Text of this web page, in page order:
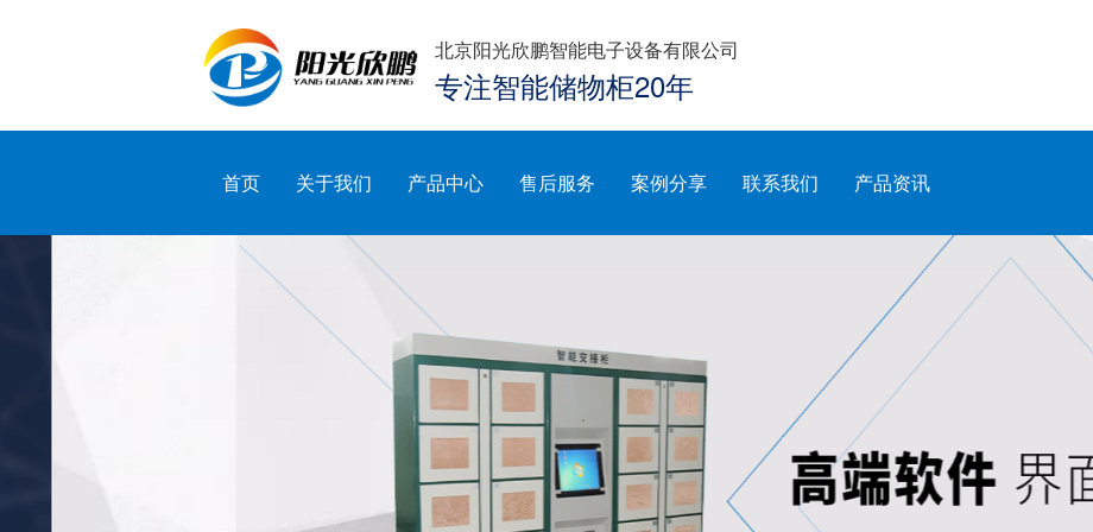
北京阳光欣鹏智能电子设备有限公司
专注智能储物柜20年
首页 关于我们 产品中心 售后服务 案例分享 联系我们 产品资讯